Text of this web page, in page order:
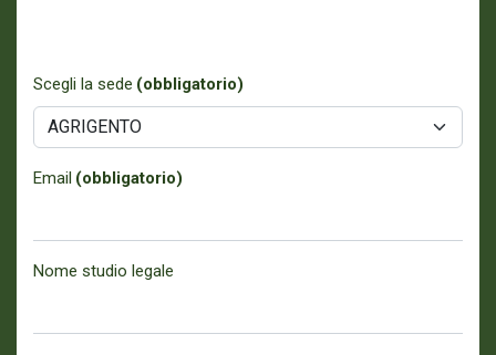
Scegli la sede (obbligatorio)
Email (obbligatorio)
Nome studio legale